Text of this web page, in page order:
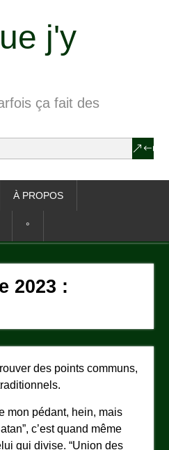
j'y
ça fait des
À PROPOS
°
2023 :
des points communs,
mon pédant, hein, mais
c’est quand même
qui divise. “Union des